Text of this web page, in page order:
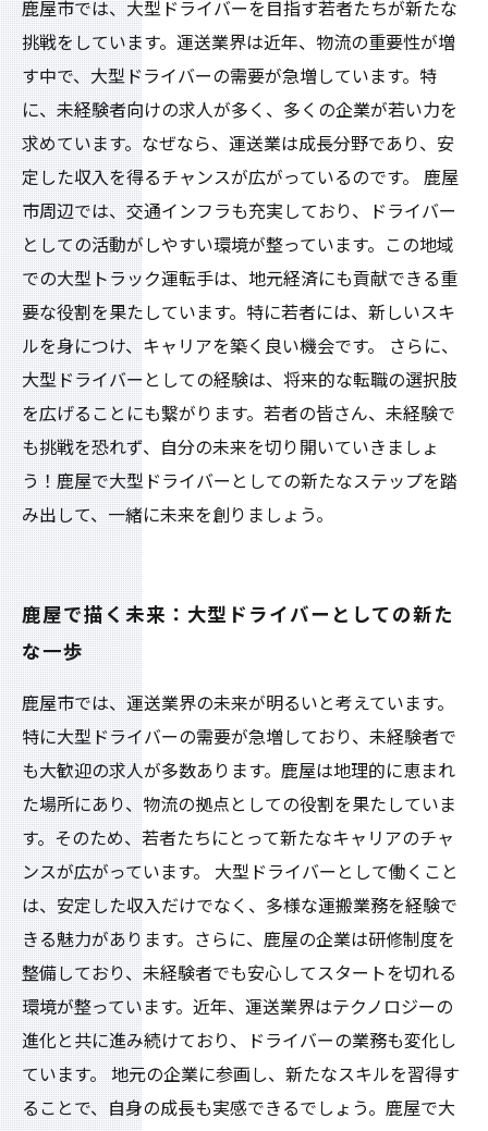
鹿屋市では、大型ドライバーを目指す若者たちが新たな
挑戦をしています。運送業界は近年、物流の重要性が増
す中で、大型ドライバーの需要が急増しています。特
に、未経験者向けの求人が多く、多くの企業が若い力を
求めています。なぜなら、運送業は成長分野であり、安
定した収入を得るチャンスが広がっているのです。 鹿屋
市周辺では、交通インフラも充実しており、ドライバー
としての活動がしやすい環境が整っています。この地域
での大型トラック運転手は、地元経済にも貢献できる重
要な役割を果たしています。特に若者には、新しいスキ
ルを身につけ、キャリアを築く良い機会です。 さらに、
大型ドライバーとしての経験は、将来的な転職の選択肢
を広げることにも繋がります。若者の皆さん、未経験で
も挑戦を恐れず、自分の未来を切り開いていきましょ
う！鹿屋で大型ドライバーとしての新たなステップを踏
み出して、一緒に未来を創りましょう。
鹿屋で描く未来：大型ドライバーとしての新た
な一歩
鹿屋市では、運送業界の未来が明るいと考えています。
特に大型ドライバーの需要が急増しており、未経験者で
も大歓迎の求人が多数あります。鹿屋は地理的に恵まれ
た場所にあり、物流の拠点としての役割を果たしていま
す。そのため、若者たちにとって新たなキャリアのチャ
ンスが広がっています。 大型ドライバーとして働くこと
は、安定した収入だけでなく、多様な運搬業務を経験で
きる魅力があります。さらに、鹿屋の企業は研修制度を
整備しており、未経験者でも安心してスタートを切れる
環境が整っています。近年、運送業界はテクノロジーの
進化と共に進み続けており、ドライバーの業務も変化し
ています。 地元の企業に参画し、新たなスキルを習得す
ることで、自身の成長も実感できるでしょう。鹿屋で大